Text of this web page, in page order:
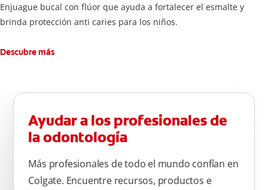
Enjuague bucal con flúor que ayuda a fortalecer el esmalte y
brinda protección anti caries para los niños.
Descubre más
Ayudar a los profesionales de
la odontología
Más profesionales de todo el mundo confían en
Colgate. Encuentre recursos, productos e